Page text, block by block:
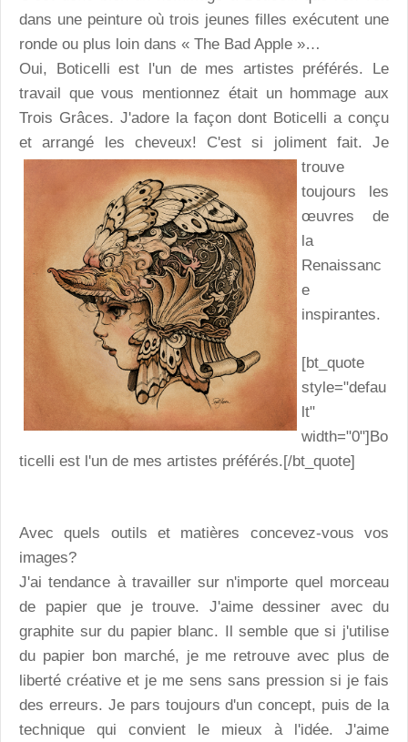
dans une peinture où trois jeunes filles exécutent une
ronde ou plus loin dans « The Bad Apple »…
Oui, Boticelli est l'un de mes artistes préférés. Le
travail que vous mentionnez était un hommage aux
Trois Grâces. J'adore la façon dont Boticelli a conçu
et arrangé les cheveux! C'est si joliment fait. Je
trouve
toujours les
œuvres de
la
Renaissanc
e
inspirantes.
[bt_quote
style="defau
lt"
width="0"]Bo
ticelli est l'un de mes artistes préférés.[/bt_quote]
Avec quels outils et matières concevez-vous vos
images?
J'ai tendance à travailler sur n'importe quel morceau
de papier que je trouve. J'aime dessiner avec du
graphite sur du papier blanc. Il semble que si j'utilise
du papier bon marché, je me retrouve avec plus de
liberté créative et je me sens sans pression si je fais
des erreurs. Je pars toujours d'un concept, puis de la
technique qui convient le mieux à l'idée. J'aime